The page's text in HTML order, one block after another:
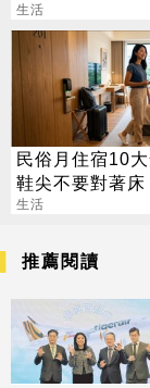
人狂讚：超方便
生活
民俗月住宿10大
鞋尖不要對著床
經別亂蓋
生活
推薦閱讀